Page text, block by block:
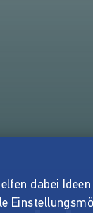
dabei